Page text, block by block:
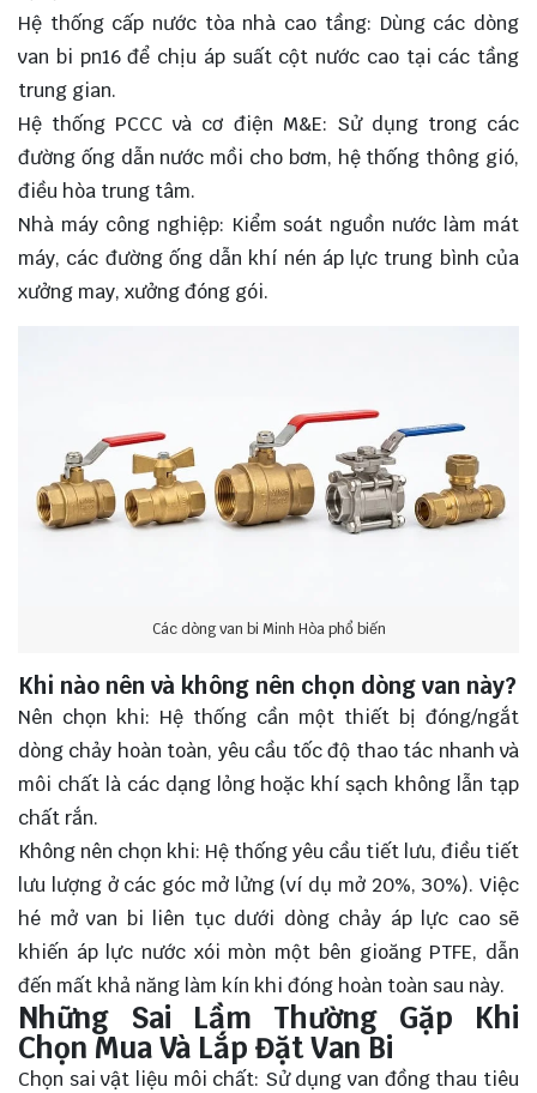
Hệ thống cấp nước tòa nhà cao tầng: Dùng các dòng
van bi pn16 để chịu áp suất cột nước cao tại các tầng
trung gian.
Hệ thống PCCC và cơ điện M&E: Sử dụng trong các
đường ống dẫn nước mồi cho bơm, hệ thống thông gió,
điều hòa trung tâm.
Nhà máy công nghiệp: Kiểm soát nguồn nước làm mát
máy, các đường ống dẫn khí nén áp lực trung bình của
xưởng may, xưởng đóng gói.
Các dòng van bi Minh Hòa phổ biến
Khi nào nên và không nên chọn dòng van này?
Nên chọn khi: Hệ thống cần một thiết bị đóng/ngắt
dòng chảy hoàn toàn, yêu cầu tốc độ thao tác nhanh và
môi chất là các dạng lỏng hoặc khí sạch không lẫn tạp
chất rắn.
Không nên chọn khi: Hệ thống yêu cầu tiết lưu, điều tiết
lưu lượng ở các góc mở lửng (ví dụ mở 20%, 30%). Việc
hé mở van bi liên tục dưới dòng chảy áp lực cao sẽ
khiến áp lực nước xói mòn một bên gioăng PTFE, dẫn
đến mất khả năng làm kín khi đóng hoàn toàn sau này.
Những Sai Lầm Thường Gặp Khi
Chọn Mua Và Lắp Đặt Van Bi
Chọn sai vật liệu môi chất: Sử dụng van đồng thau tiêu